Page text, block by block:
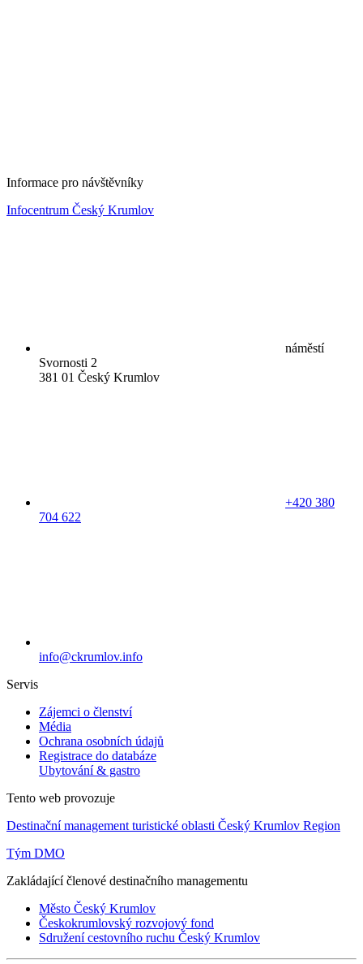
Informace pro návštěvníky
Infocentrum Český Krumlov
náměstí
Svornosti 2
381 01 Český Krumlov
+420 380
704 622
info@ckrumlov.info
Servis
Zájemci o členství
Média
Ochrana osobních údajů
Registrace do databáze
Ubytování & gastro
Tento web provozuje
Destinační management turistické oblasti Český Krumlov Region
Tým DMO
Zakládající členové destinačního managementu
Město Český Krumlov
Českokrumlovský rozvojový fond
Sdružení cestovního ruchu Český Krumlov